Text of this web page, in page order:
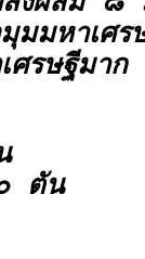
มหาเศร
รษฐีมาก
ตัน